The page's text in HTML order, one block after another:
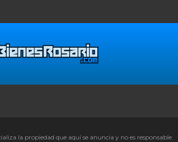
la propiedad que aquí se anuncia y no es responsable